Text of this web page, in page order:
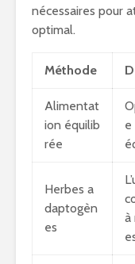
nécessaires pour
optimal.
Méthode
Alimentat
ion équilib
rée
e
Herbes a
daptogèn
es
à